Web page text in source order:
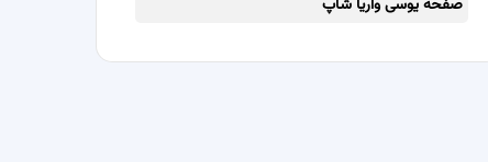
صفحه یوسی واریا شاپ